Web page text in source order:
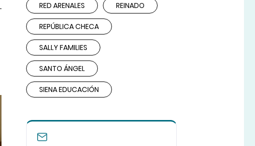
RED ARENALES REINADO
REPÚBLICA CHECA
SALLY FAMILIES
SANTO ÁNGEL
SIENA EDUCACIÓN